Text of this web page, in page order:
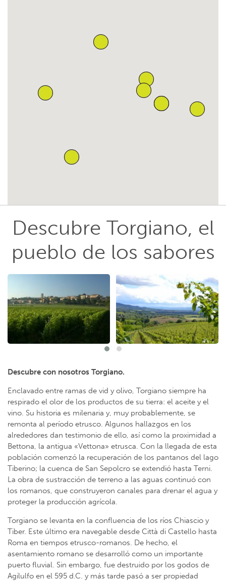
Descubre Torgiano, el
pueblo de los sabores
Descubre con nosotros Torgiano.
Enclavado entre ramas de vid y olivo, Torgiano siempre ha
respirado el olor de los productos de su tierra: el aceite y el
vino. Su historia es milenaria y, muy probablemente, se
remonta al período etrusco. Algunos hallazgos en los
alrededores dan testimonio de ello, así como la proximidad a
Bettona, la antigua «Vettona» etrusca. Con la llegada de esta
población comenzó la recuperación de los pantanos del lago
Tiberino; la cuenca de San Sepolcro se extendió hasta Terni.
La obra de sustracción de terreno a las aguas continuó con
los romanos, que construyeron canales para drenar el agua y
proteger la producción agrícola.
Torgiano se levanta en la confluencia de los ríos Chiascio y
Tiber. Este último era navegable desde Città di Castello hasta
Roma en tiempos etrusco-romanos. De hecho, el
asentamiento romano se desarrolló como un importante
puerto fluvial. Sin embargo, fue destruido por los godos de
Agilulfo en el 595 d.C. y más tarde pasó a ser propiedad